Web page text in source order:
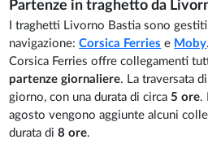
Partenze in traghetto da
I traghetti Livorno Bastia sono
navigazione:Corsica Ferries e Moby.
Corsica Ferries offre collegamenti
partenze giornaliere. La traversata
giorno, con una durata di circa5 ore.
agosto vengono aggiunte alcuni
durata di8 ore.